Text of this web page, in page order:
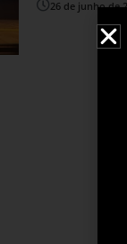
26 de junho de